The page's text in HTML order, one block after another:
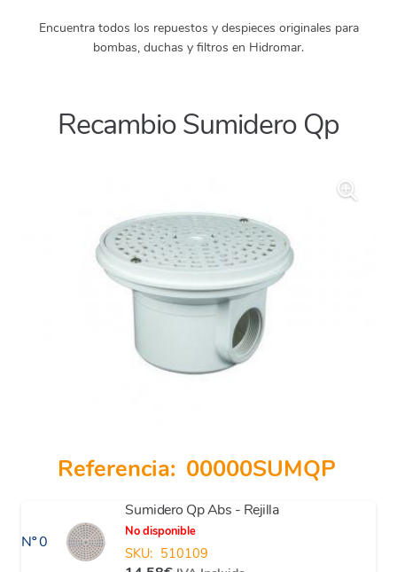
Encuentra todos los repuestos y despieces originales para
bombas, duchas y filtros en Hidromar.
Recambio Sumidero Qp
Referencia: 00000SUMQP
Nº 0
Sumidero Qp Abs - Rejilla
No disponible
SKU: 510109